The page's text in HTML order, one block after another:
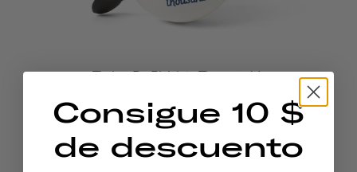
Timbre De Bicicleta Thousand Jr.
193 coronas
Consigue 10 $
de descuento